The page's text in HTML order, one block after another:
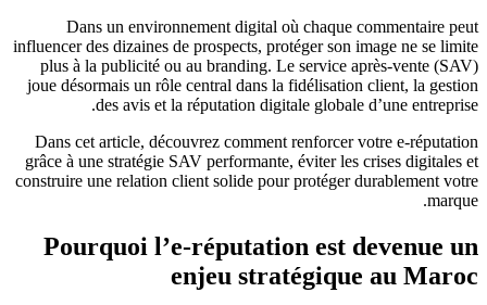
Dans un environnement digital où chaque commentaire peut
influencer des dizaines de prospects, protéger son image ne se limite
plus à la publicité ou au branding. Le service après-vente (SAV)
joue désormais un rôle central dans la fidélisation client, la gestion
des avis et la réputation digitale globale d’une entreprise.
Dans cet article, découvrez comment renforcer votre e-réputation
grâce à une stratégie SAV performante, éviter les crises digitales et
construire une relation client solide pour protéger durablement votre
marque.
Pourquoi l’e-réputation est devenue un
enjeu stratégique au Maroc